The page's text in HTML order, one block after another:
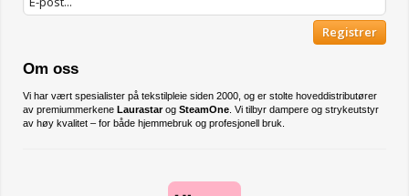
Registrer
Om oss
Vi har vært spesialister på tekstilpleie siden 2000, og er stolte hoveddistributører
av premiummerkene Laurastarog SteamOne . Vi tilbyr dampere og strykeutstyr
av høy kvalitet – for både hjemmebruk og profesjonell bruk.